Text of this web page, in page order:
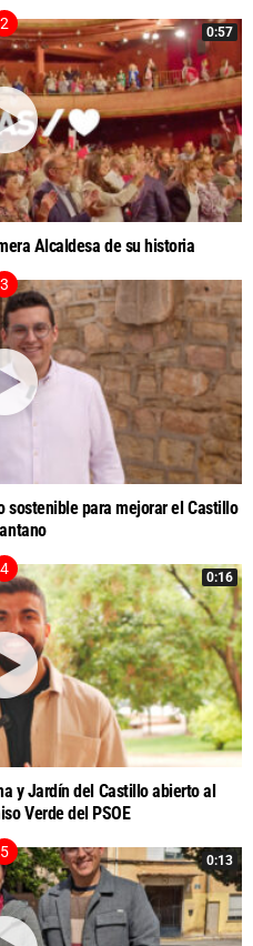
0:57
Alcaldesa de su historia
sostenible para mejorar el Castillo
0:16
y Jardín del Castillo abierto al
Verde del PSOE
0:13